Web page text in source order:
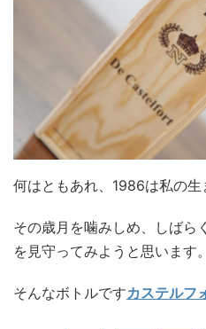
何はともあれ、1986は私の生
その歳月を噛みしめ、しばら
を見守ってみようと思います。
そんなボトルですカステルフ